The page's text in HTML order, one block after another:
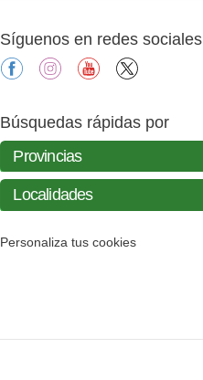
Síguenos en redes sociales
facebookinstagramyoutube
Búsquedas rápidas por
Personaliza tus cookies